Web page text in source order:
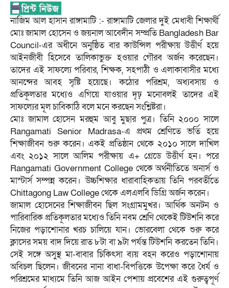
নাজিম আল হাসান রাঙ্গামাটি :- রাঙ্গামাটি জেলার দুই মেধাবী শিক্ষার্থী
মোঃ জামাল হোসেন ও জয়নাল আবেদীন সম্প্রতি Bangladesh Bar
Council-এর অধীনে অনুষ্ঠিত বার কাউন্সিল পরীক্ষায় উত্তীর্ণ হয়ে
আইনজীবী হিসেবে তালিকাভুক্ত হওয়ার গৌরব অর্জন করেছেন।
তাদের এই সাফল্যে পরিবার, শিক্ষক, সহপাঠী ও এলাকাবাসীর মধ্যে
আনন্দের আবহ সৃষ্টি হয়েছে। কঠোর পরিশ্রম, অধ্যবসায় ও
প্রতিকূলতার মধ্যেও এগিয়ে যাওয়ার দৃঢ় মনোবলই তাদের এই
সাফল্যের মূল চাবিকাঠি বলে মনে করছেন সংশ্লিষ্টরা।
মোঃ জামাল হোসেন মরহুম আবু মুছার পুত্র। তিনি ২০০০ সালে
Rangamati Senior Madrasa-এ প্রথম শ্রেণিতে ভর্তি হয়ে
শিক্ষাজীবন শুরু করেন। একই প্রতিষ্ঠান থেকে ২০১০ সালে দাখিল
এবং ২০১২ সালে আলিম পরীক্ষায় এ+ গ্রেডে উত্তীর্ণ হন। পরে
Rangamati Government College থেকে অর্থনীতিতে অনার্স ও
মাস্টার্স সম্পন্ন করেন। উচ্চশিক্ষার ধারাবাহিকতায় তিনি পরবর্তীতে
Chittagong Law College থেকে এলএলবি ডিগ্রি অর্জন করেন।
জামাল হোসেনের শিক্ষাজীবন ছিল সংগ্রামমুখর। আর্থিক অনটন ও
পারিবারিক প্রতিকূলতার মধ্যেও তিনি নবম শ্রেণি থেকেই টিউশনি করে
নিজের পড়াশোনার খরচ চালিয়ে যান। ভোরবেলা থেকে শুরু করে
ক্লাসের সময় বাদ দিয়ে রাত ৮টা বা ৯টা পর্যন্ত টিউশনি করতেন তিনি।
সেই সঙ্গে অসুস্থ মা-বাবার চিকিৎসা ব্যয় বহন করেও পড়াশোনায়
অবিচল ছিলেন। জীবনের নানা বাধা-বিপত্তিকে উপেক্ষা করে ধৈর্য ও
পরিশ্রমের মাধ্যমে তিনি আজ আইন পেশায় প্রবেশের এই গুরুত্বপূর্ণ